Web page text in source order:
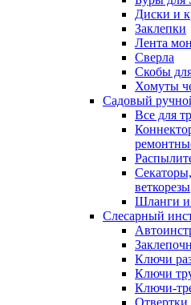
Диски и
Заклепки
Лента
Сверла
Скобы
Хомуты
Садовый
Все для
веткорезы
Шланги и
Слесарный
Ключи
Ключи
Ключи-